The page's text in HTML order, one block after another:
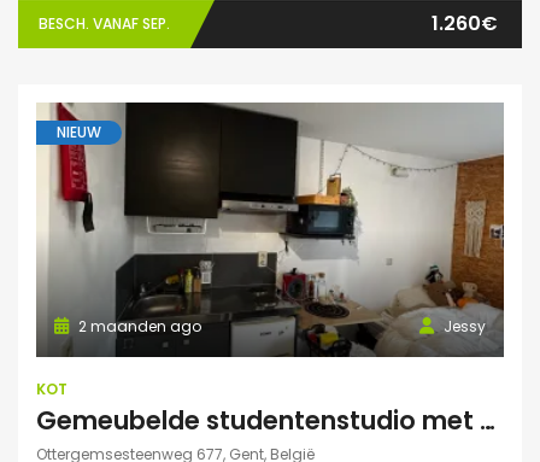
BESCH. VANAF SEP. 1.260€
NIEUW
Jessy
2 maanden ago
KOT
Gemeubelde studentenstudio met privéparking op toplocatie nabij UZ Gent en UGent
Ottergemsesteenweg 677, Gent, België